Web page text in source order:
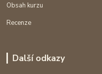
Obsah kurzu
Recenze
Další odkazy